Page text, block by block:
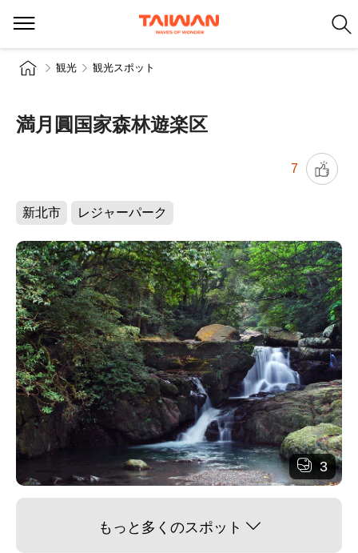
観光 観光スポット
満月圓国家森林遊楽区
7
新北市 レジャーパーク
3
もっと多くのスポット